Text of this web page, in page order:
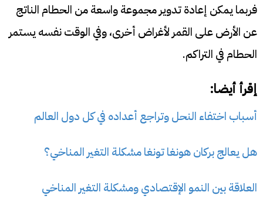
فربما يمكن إعادة تدوير مجموعة واسعة من الحطام الناتج
عن الأرض على القمر لأغراض أخرى، وفي الوقت نفسه يستمر
الحطام في التراكم.
إقرأ أيضا:
أسباب اختفاء النحل وتراجع أعداده في كل دول العالم
هل يعالج بركان هونغا تونغا مشكلة التغير المناخي؟
العلاقة بين النمو الإقتصادي ومشكلة التغير المناخي